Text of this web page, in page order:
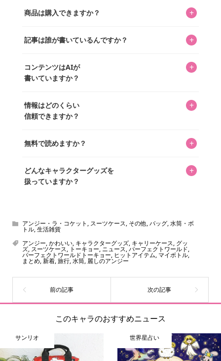
ってもらうニュースサイトです。運営はキャラグッズコレ
を中心に行われており、私たちは実際に40,000種のキャラグ
商品は購入できますか？ +
「perfectworld.shop」で、ほとんど全てのアイテムを購
があり、そこからジャンプできます。
記事は誰が書いているんですか？ +
ています。記事内の99%を超えるほぼすべての写真も、1枚
ずつ心を込めて自分たちで撮影したものです。さらに、10
ッズを収集し、月に1,000点の新商品を選定・購入する編集
長KOSが全記事を監修しています。
コンテンツはAIが
書いていますか？
+
書いています。AIは使用していません。編集長KOSが最終確
認を行い、手動で更新しています。
情報はどのくらい
信頼できますか？
+
いをお届けすることは保証します。なお、記事内に価格は
め、正確な情報をお伝えできないからです。
無料で読めますか？ +
どんなキャラクターグッズを
扱っていますか？
+
ん！200種以上のトレンディなキャラクターやアニメキャラ
をご紹介しています。生まれたばかりの新しいキャラクタ
ーをいち早く皆さんにお届けすることも、私たちの使命の
ひとつです。
アンジー・ラ・コケット , スーツケース, その他,バッグ,水筒・ボ
トル,生活雑貨
アンジー,かわいい, キャラクターグッズ, キャリーケース, グッ
ズ, スーツケース, トーキョー,ニュース,パーフェクトワールド,
パーフェクトワールドトーキョー, ヒットアイテム, マイボトル,
まとめ,新着,旅行,水筒, 麗しのアンジー
このキャラのおすすめニュース
サンリオ 世界星占い
online store company info contact us share me!